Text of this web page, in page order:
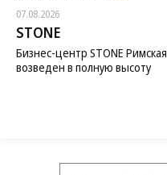
07.08.2026
STONE
Бизнес-центр STONE Римская
возведен в полную высоту